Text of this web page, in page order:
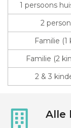
1 persoons
2
Familie (1
Familie (2
2 & 3
Alle